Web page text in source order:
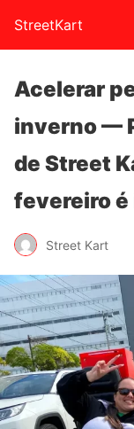
StreetKart
Acelerar
inverno —
de Street
fevereiro
Street Kart